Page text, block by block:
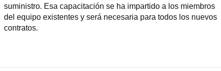
suministro. Esa capacitación se ha impartido a los miembros
del equipo existentes y será necesaria para todos los nuevos
contratos.